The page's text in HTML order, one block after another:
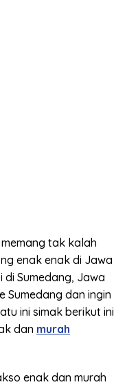
memang tak kalah
enak enak di Jawa
Sumedang, Jawa
Sumedang dan ingin
ini simak berikut ini
dan murah
enak dan murah